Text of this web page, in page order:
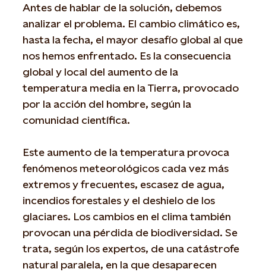
Antes de hablar de la solución, debemos
analizar el problema. El cambio climático es,
hasta la fecha, el mayor desafío global al que
nos hemos enfrentado. Es la consecuencia
global y local del aumento de la
temperatura media en la Tierra, provocado
por la acción del hombre, según la
comunidad científica.
Este aumento de la temperatura provoca
fenómenos meteorológicos cada vez más
extremos y frecuentes, escasez de agua,
incendios forestales y el deshielo de los
glaciares. Los cambios en el clima también
provocan una pérdida de biodiversidad. Se
trata, según los expertos, de una catástrofe
natural paralela, en la que desaparecen